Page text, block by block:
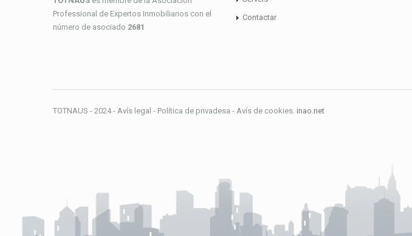
Professional de Expertos Inmobiliarios con el
número de asociado 2681
Contactar
TOTNAUS - 2024 - Avís legal - Política de privadesa - Avís de cookies. inao.net